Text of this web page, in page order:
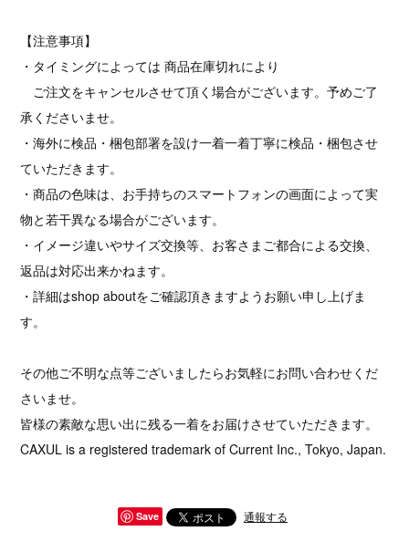
【注意事項】
・タイミングによっては 商品在庫切れにより
ご注文をキャンセルさせて頂く場合がございます。予めご了
承くださいませ。
・海外に検品・梱包部署を設け一着一着丁寧に検品・梱包させ
ていただきます。
・商品の色味は、お手持ちのスマートフォンの画面によって実
物と若干異なる場合がございます。
・イメージ違いやサイズ交換等、お客さまご都合による交換、
返品は対応出来かねます。
・詳細はshop aboutをご確認頂きますようお願い申し上げま
す。
その他ご不明な点等ございましたらお気軽にお問い合わせくだ
さいませ。
皆様の素敵な思い出に残る一着をお届けさせていただきます。
CAXUL is a registered trademark of Current Inc., Tokyo, Japan.
Save 通報する